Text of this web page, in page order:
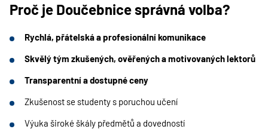
Proč je Doučebnice správná volba?
Rychlá, přátelská a profesionální komunikace
Skvělý tým zkušených, ověřených a motivovaných lektorů
Transparentní a dostupné ceny
Zkušenost se studenty s poruchou učení
Výuka široké škály předmětů a dovedností